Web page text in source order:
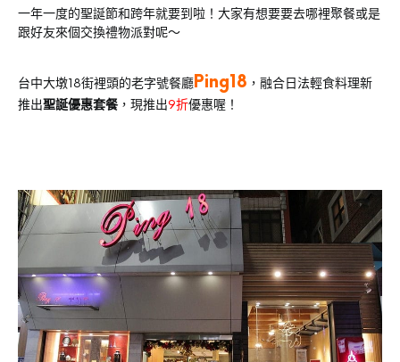
一年一度的聖誕節和跨年就要到啦！大家有想要要去哪裡聚餐或是
跟好友來個交換禮物派對呢～
台中大墩18街裡頭的老字號餐廳Ping18 ，融合日法輕食料理新
推出聖誕優惠套餐，現推出9折優惠喔！